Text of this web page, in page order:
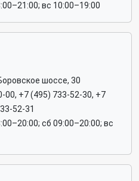
вс 10:00–19:00
шоссе, 30
00, +7 (495) 733-52-30, +7
52-31
сб 09:00–20:00; вс